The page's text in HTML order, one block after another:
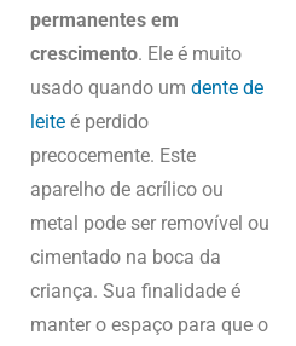
permanentes em
crescimento. Ele é muito
usado quando um dente de
leite é perdido
precocemente. Este
aparelho de acrílico ou
metal pode ser removível ou
cimentado na boca da
criança. Sua finalidade é
manter o espaço para que o